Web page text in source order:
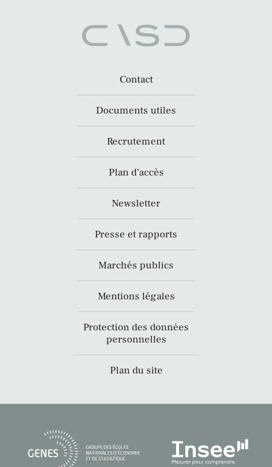
Contact
Documents utiles
Recrutement
Plan d’accès
Newsletter
Presse et rapports
Marchés publics
Mentions légales
Protection des données
personnelles
Plan du site